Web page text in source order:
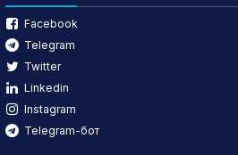
Facebook
Telegram
Twitter
Linkedin
Instagram
Telegram-бот